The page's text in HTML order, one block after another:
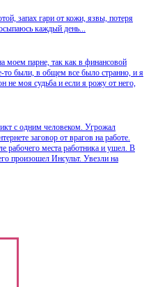
запах гари от кожи, язвы, потеря
каждый день...
моем парне, так как в финансовой
то были, в общем все было странно, и я
не моя судьба и если я рожу от него,
с одним человеком. Угрожал
заговор от врагов на работе.
рабочего места работника и ушел. В
произошел Инсульт. Увезли на